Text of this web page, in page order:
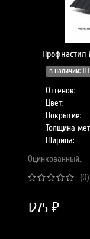
Профнастил
в наличии:
Оттенок:
Цвет:
Покрытие:
Толщина
Ширина:
Оцинкованный..
(0)
1275 ₽